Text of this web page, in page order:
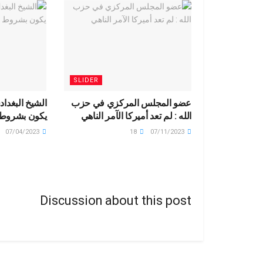
SLIDER
عضو المجلس المركزي في حزب
الله : لم تعد أميركا الآمر الناهي
الشيخ
يكون
Discussion about this post